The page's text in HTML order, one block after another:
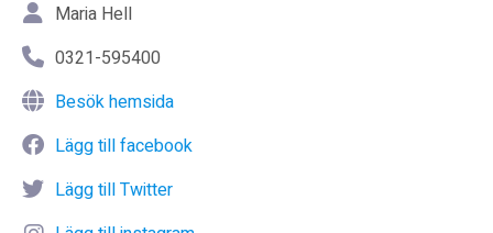
Maria Hell
0321-595400
Besök hemsida
Lägg till facebook
Lägg till Twitter